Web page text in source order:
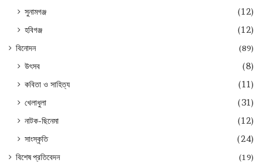
সুনামগঞ্জ
(12)
হবিগঞ্জ
(12)
বিনোদন (89)
উৎসব
(8)
কবিতা ও সাহিত্য
(11)
খেলাধুলা
(31)
নাটক-ছিনেমা
(12)
সাংস্কৃতি
(24)
বিশেষ প্রতিবেদন
(19)